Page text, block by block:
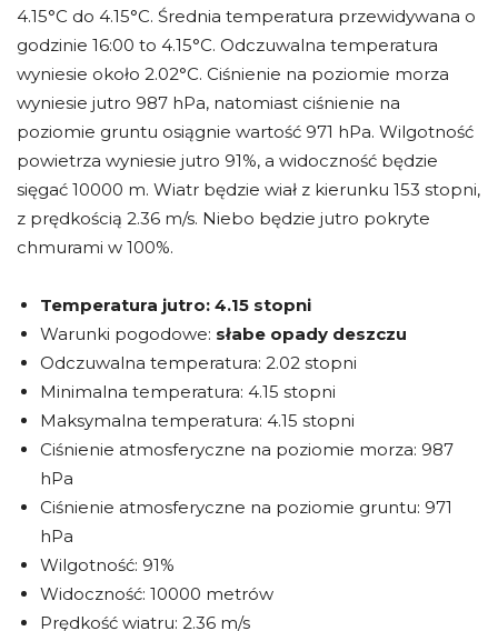
4.15°C do 4.15°C. Średnia temperatura przewidywana o
godzinie 16:00 to 4.15°C. Odczuwalna temperatura
wyniesie około 2.02°C. Ciśnienie na poziomie morza
wyniesie jutro 987 hPa, natomiast ciśnienie na
poziomie gruntu osiągnie wartość 971 hPa. Wilgotność
powietrza wyniesie jutro 91%, a widoczność będzie
sięgać 10000 m. Wiatr będzie wiał z kierunku 153 stopni,
z prędkością 2.36 m/s. Niebo będzie jutro pokryte
chmurami w 100%.
Temperatura jutro: 4.15 stopni
Warunki pogodowe: słabe opady deszczu
Odczuwalna temperatura: 2.02 stopni
Minimalna temperatura: 4.15 stopni
Maksymalna temperatura: 4.15 stopni
Ciśnienie atmosferyczne na poziomie morza: 987
hPa
Ciśnienie atmosferyczne na poziomie gruntu: 971
hPa
Wilgotność: 91%
Widoczność: 10000 metrów
Prędkość wiatru: 2.36 m/s